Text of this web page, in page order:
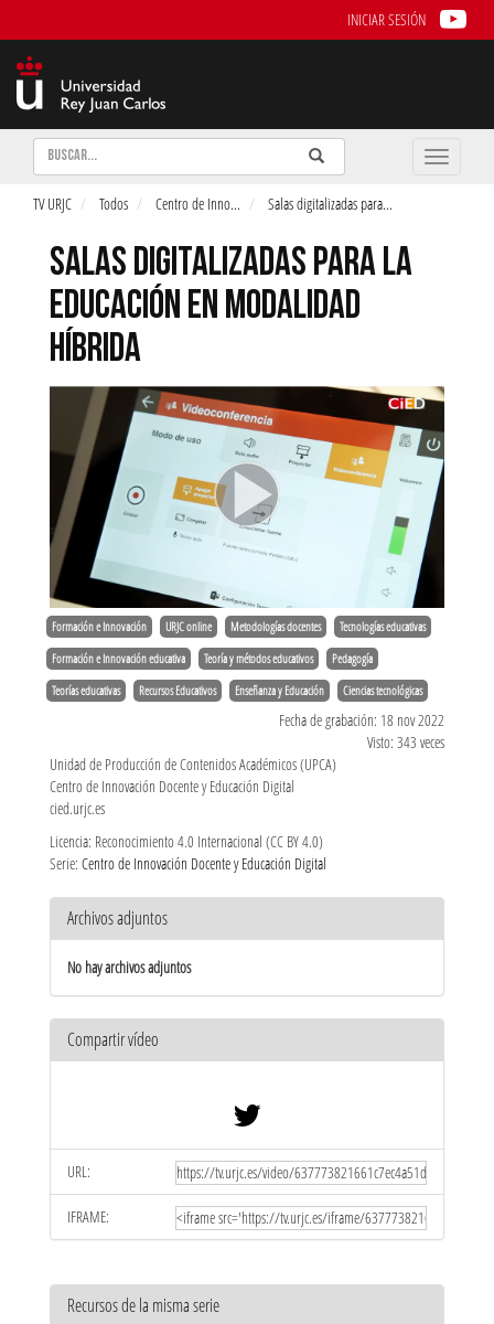
INICIAR SESIÓN
Buscar Enviar
Buscar
Toggle
TV URJC Todos Centro de Inno... Salas digitalizadas para...
SALAS DIGITALIZADAS PARA LA
EDUCACIÓN EN MODALIDAD
HÍBRIDA
Formación e Innovación URJC online Metodologías docentes Tecnologías educativas
Formación e Innovación educativa Teoría y métodos educativos Pedagogía
Teorías educativas Recursos Educativos Enseñanza y Educación Ciencias tecnológicas
Fecha de grabación: 18 nov 2022
Visto: 343 veces
Unidad de Producción de Contenidos Académicos (UPCA)
Centro de Innovación Docente y Educación Digital
cied.urjc.es
Licencia: Reconocimiento 4.0 Internacional (CC BY 4.0)
Serie: Centro de Innovación Docente y Educación Digital
Archivos adjuntos
No hay archivos adjuntos
Compartir vídeo
URL:
IFRAME:
Recursos de la misma serie